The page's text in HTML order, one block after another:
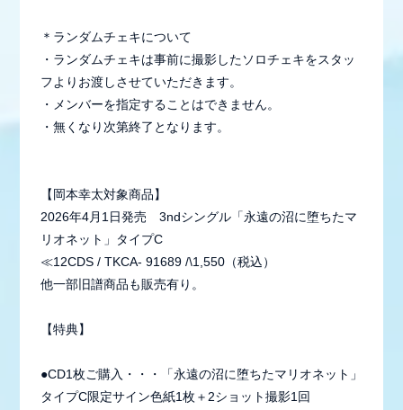
＊ランダムチェキについて
・ランダムチェキは事前に撮影したソロチェキをスタッ
フよりお渡しさせていただきます。
・メンバーを指定することはできません。
・無くなり次第終了となります。
【岡本幸太対象商品】
2026年4月1日発売 3ndシングル「永遠の沼に堕ちたマ
リオネット」タイプC
≪12CDS / TKCA- 91689 /\1,550（税込）
他一部旧譜商品も販売有り。
【特典】
●CD1枚ご購入・・・「永遠の沼に堕ちたマリオネット」
タイプC限定サイン色紙1枚＋2ショット撮影1回